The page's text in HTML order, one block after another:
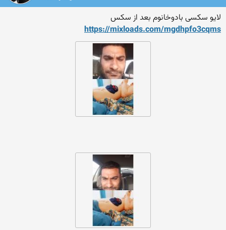
لایو سکسی بادوخانوم بعد از سکس
https://mixloads.com/mgdhpfo3cqms